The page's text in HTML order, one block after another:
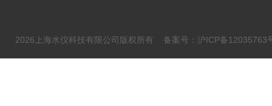
2026上海水仪科技有限公司版权所有 备案号：沪ICP备12035763